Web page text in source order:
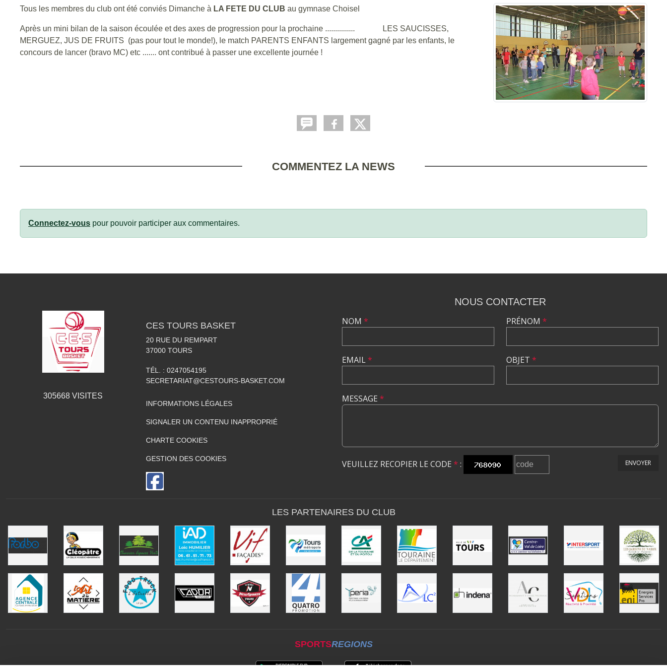
Tous les membres du club ont été conviés Dimanche à LA FETE DU CLUB au gymnase Choisel
Après un mini bilan de la saison écoulée et des axes de progression pour la prochaine ............... LES SAUCISSES,
MERGUEZ, JUS DE FRUITS (pas pour tout le monde!), le match PARENTS ENFANTS largement gagné par les enfants, le
concours de lancer (bravo MC) etc ....... ont contribué à passer une excellente journée !
COMMENTEZ LA NEWS
Connectez-vous pour pouvoir participer aux commentaires.
305668 VISITES
CES TOURS BASKET
20 RUE DU REMPART
37000 TOURS
TÉL. : 0247054195
SECRETARIAT@CESTOURS-BASKET.COM
INFORMATIONS LÉGALES
SIGNALER UN CONTENU INAPPROPRIÉ
CHARTE COOKIES
GESTION DES COOKIES
NOUS CONTACTER
NOM *
EMAIL*
PRÉNOM *
OBJET *
MESSAGE *
VEUILLEZ RECOPIER LE CODE * : ENVOYER
LES PARTENAIRES DU CLUB
SPORTSREGIONS